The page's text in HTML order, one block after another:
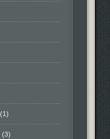
(1)
(3)